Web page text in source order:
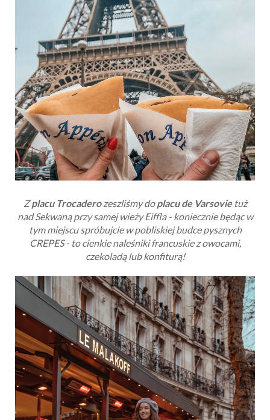
Zplacu Trocaderozeszliśmy doplacu de Varsovietuż
nad Sekwaną przy samej wieży Eiffla - koniecznie będąc w
tym miejscu spróbujcie w pobliskiej budce pysznych
CREPES - to cienkie naleśniki francuskie z owocami,
czekoladą lub konfiturą!